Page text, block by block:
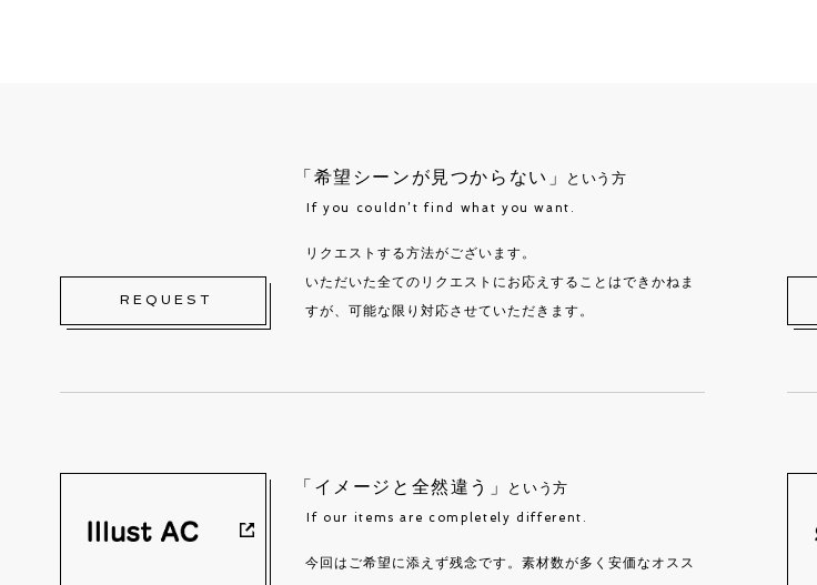
「希望シーンが見つからない」 という方
If you couldn’t find what you want.
リクエストする方法がございます。
いただいた全てのリクエストにお応えすることはできかねま
すが、可能な限り対応させていただきます。
REQUEST
「イメージと全然違う」 という方
If our items are completely different.
今回はご希望に添えず残念です。素材数が多く安価なオスス